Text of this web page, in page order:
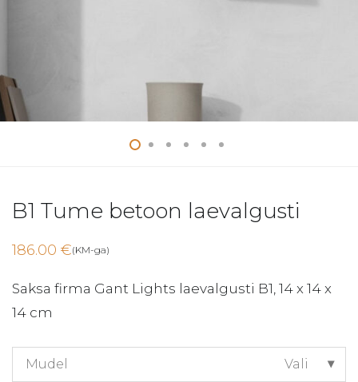
B1 Tume betoon laevalgusti
186.00 €(KM-ga)
Saksa firma Gant Lights laevalgusti B1, 14 x 14 x
14 cm
Mudel Vali